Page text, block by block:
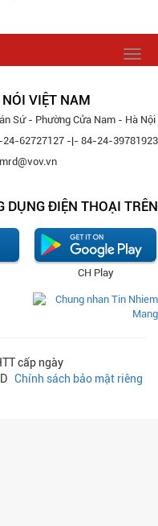
VIỆT NAM
Sứ - Phường Cửa Nam - Hà Nội
24-62727127 -|- 84-24-39781923
DỤNG ĐIỆN THOẠI TRÊN
CH Play
cấp ngày
Chính sách bảo mật riêng